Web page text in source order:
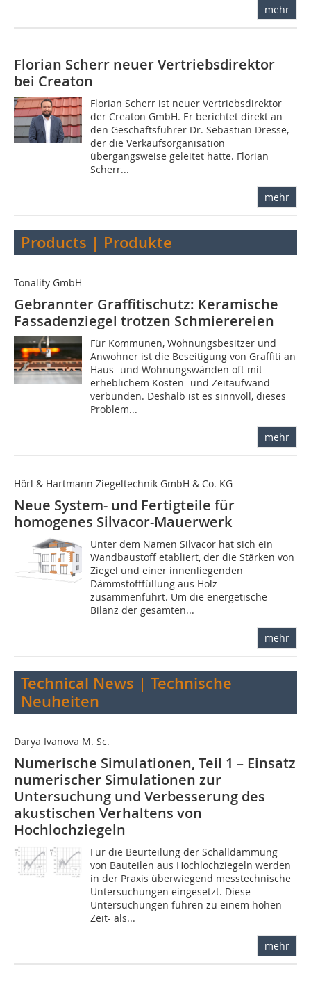
mehr
Florian Scherr neuer Vertriebsdirektor
bei Creaton
Florian Scherr ist neuer Vertriebsdirektor
der Creaton GmbH. Er berichtet direkt an
den Geschäftsführer Dr. Sebastian Dresse,
der die Verkaufsorganisation
übergangsweise geleitet hatte. Florian
Scherr...
mehr
Products | Produkte
Tonality GmbH
Gebrannter Graffitischutz: Keramische
Fassadenziegel trotzen Schmierereien
Für Kommunen, Wohnungsbesitzer und
Anwohner ist die Beseitigung von Graffiti an
Haus- und Wohnungswänden oft mit
erheblichem Kosten- und Zeitaufwand
verbunden. Deshalb ist es sinnvoll, dieses
Problem...
mehr
Hörl & Hartmann Ziegeltechnik GmbH & Co. KG
Neue System- und Fertigteile für
homogenes Silvacor-Mauerwerk
Unter dem Namen Silvacor hat sich ein
Wandbaustoff etabliert, der die Stärken von
Ziegel und einer innenliegenden
Dämmstofffüllung aus Holz
zusammenführt. Um die energetische
Bilanz der gesamten...
mehr
Technical News | Technische
Neuheiten
Darya Ivanova M. Sc.
Numerische Simulationen, Teil 1 – Einsatz
numerischer Simulationen zur
Untersuchung und Verbesserung des
akustischen Verhaltens von
Hochlochziegeln
Für die Beurteilung der Schalldämmung
von Bauteilen aus Hochlochziegeln werden
in der Praxis überwiegend messtechnische
Untersuchungen eingesetzt. Diese
Untersuchungen führen zu einem hohen
Zeit- als...
mehr